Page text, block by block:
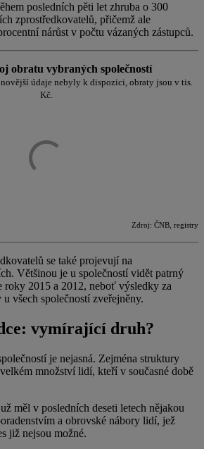
posledních pěti let zhruba o 300
zprostředkovatelů, přičemž ale
nárůst v počtu vázaných zástupců.
obratu vybraných společností
údaje nebyly k dispozici, obraty jsou v tis.
Kč.
Zdroj: ČNB, registry
se také projevují na
Většinou je u společností vidět patrný
roky 2015 a 2012, neboť výsledky za
všech společností zveřejněny.
vymírající druh?
je nejasná. Zejména struktury
množství lidí, kteří v současné době
měl v posledních deseti letech nějakou
a obrovské nábory lidí, jež
již nejsou možné.